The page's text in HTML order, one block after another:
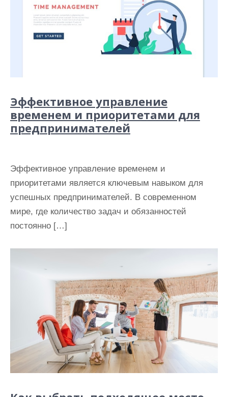
Эффективное управление
временем и приоритетами для
предпринимателей
Эффективное управление временем и
приоритетами является ключевым навыком для
успешных предпринимателей. В современном
мире, где количество задач и обязанностей
постоянно […]